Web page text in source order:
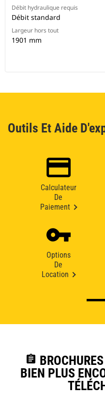
Débit hydraulique requis
Débit standard
Largeur hors tout
1901 mm
Outils Et Aide
Calculateur
De
Paiement
Options
De
Location
assignment
BIEN PLUS